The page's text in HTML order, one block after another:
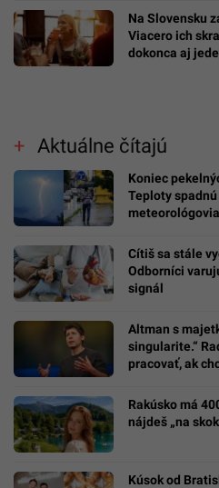
Na Slovensku
Viacero ich
dokonca aj
Aktuálne čítajú
Koniec
Teploty
Cítiš sa stále
Odborníci
signál
Altman s
singularite.“
pracovať, ak
Rakúsko má
nájdeš „na
Kúsok od